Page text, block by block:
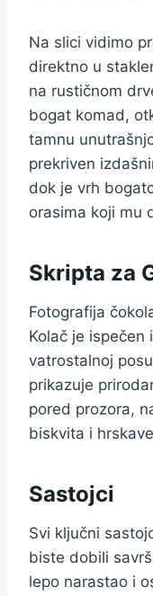
Na slici vidimo
direktno u
na rustičnom
bogat komad,
tamnu
prekriven
dok je vrh
orasima koji mu
Skripta za
Fotografija
Kolač je ispečen
vatrostalnoj
prikazuje
pored prozora,
biskvita i
Sastojci
Svi ključni
biste dobili
lepo narastao i